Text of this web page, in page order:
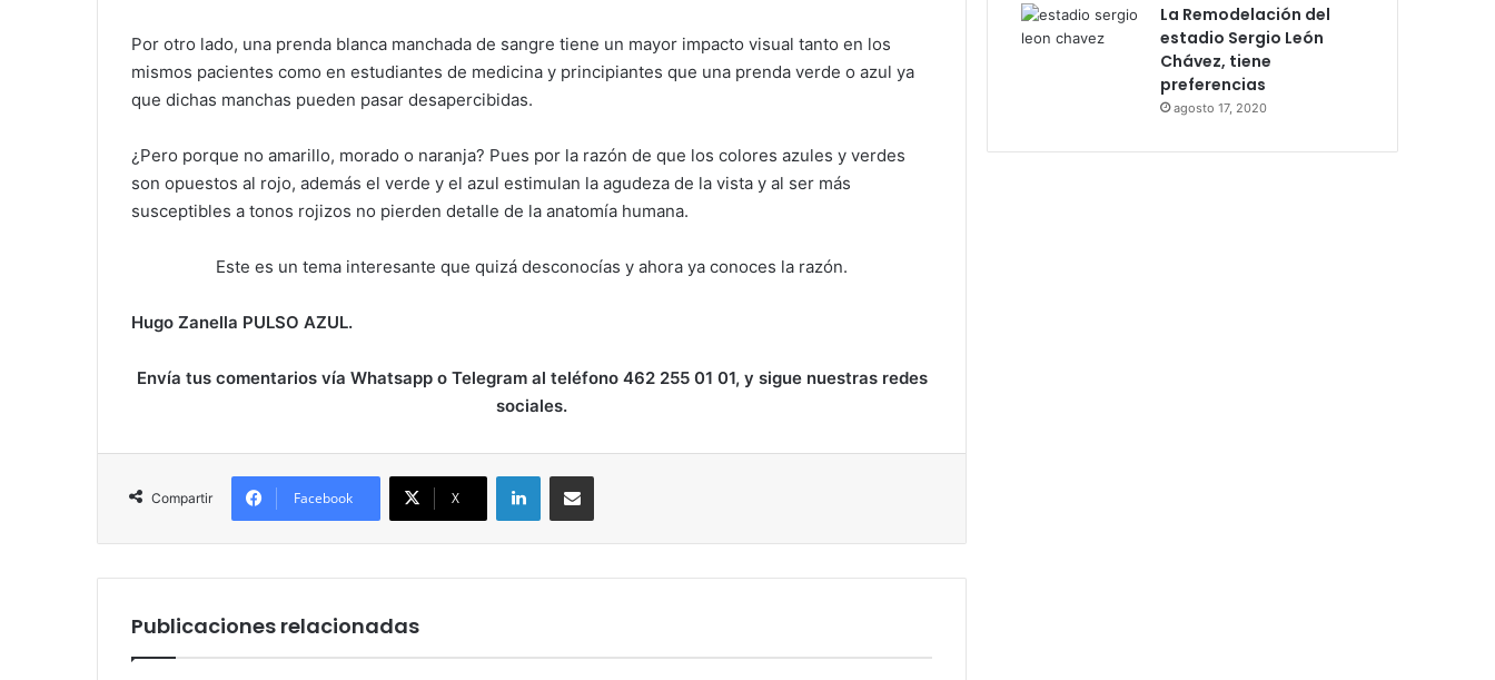
Por otro lado, una prenda blanca manchada de sangre tiene un mayor impacto visual tanto en los
mismos pacientes como en estudiantes de medicina y principiantes que una prenda verde o azul ya
que dichas manchas pueden pasar desapercibidas.
¿Pero porque no amarillo, morado o naranja? Pues por la razón de que los colores azules y verdes
son opuestos al rojo, además el verde y el azul estimulan la agudeza de la vista y al ser más
susceptibles a tonos rojizos no pierden detalle de la anatomía humana.
Este es un tema interesante que quizá desconocías y ahora ya conoces la razón.
Hugo Zanella PULSO AZUL.
Envía tus comentarios vía Whatsapp o Telegram al teléfono 462 255 01 01, y sigue nuestras redes
sociales.
Compartir Facebook X
Publicaciones relacionadas
La Remodelación del
estadio Sergio León
Chávez, tiene
preferencias
agosto 17, 2020